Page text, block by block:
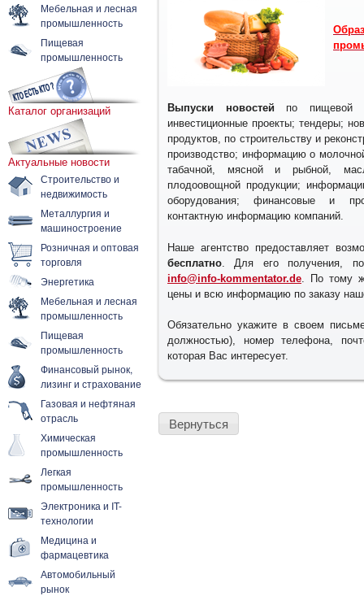
Мебельная и лесная
промышленность
Пищевая
промышленность
Каталог организаций
Актуальные новости
Строительство и
недвижимость
Металлургия и
машиностроение
Розничная и оптовая
торговля
Энергетика
Мебельная и лесная
промышленность
Пищевая
промышленность
Финансовый рынок,
лизинг и страхование
Газовая и нефтяная
отрасль
Химическая
промышленность
Легкая
промышленность
Электроника и IT-
технологии
Медицина и
фармацевтика
Автомобильный
рынок
Выпуски новостей по пищевой
инвестиционные проекты; тендеры;
продуктов, по строительству и
производство; информацию о
табачной, мясной и рыбной,
плодоовощной продукции;
оборудования; финансовые и
контактную информацию компаний.
Наше агентство предоставляет
бесплатно . Для его получения,
info@info-kommentator.de . По тому
цены и всю информацию по заказу
Обязательно укажите в своем
должностью), номер телефона,
которая Вас интересует.
Вернуться